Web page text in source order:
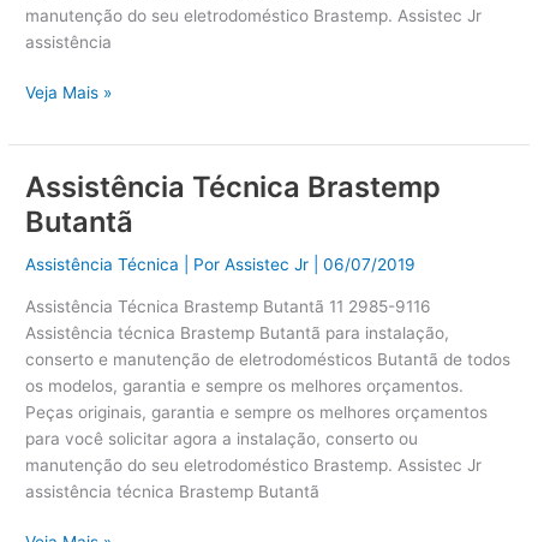
manutenção do seu eletrodoméstico Brastemp. Assistec Jr
assistência
Veja Mais »
Assistência Técnica Brastemp
Butantã
Assistência Técnica | PorAssistec Jr |06/07/2019
Assistência Técnica Brastemp Butantã 11 2985-9116
Assistência técnica Brastemp Butantã para instalação,
conserto e manutenção de eletrodomésticos Butantã de todos
os modelos, garantia e sempre os melhores orçamentos.
Peças originais, garantia e sempre os melhores orçamentos
para você solicitar agora a instalação, conserto ou
manutenção do seu eletrodoméstico Brastemp. Assistec Jr
assistência técnica Brastemp Butantã
Assistência
Técnica
Brastemp
Butantã